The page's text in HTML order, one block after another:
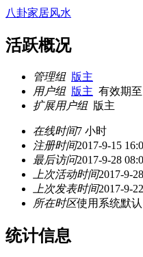
八卦家居风水
活跃概况
管理组 版主
用户组 版主 有效期至
扩展用户组 版主
在线时间7 小时
注册时间2017-9-15
最后访问2017-9-28
上次活动时间2017-9-
上次发表时间2017-9-
所在时区使用系统默认
统计信息